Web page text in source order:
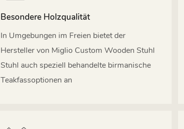
Besondere Holzqualität
In Umgebungen im Freien bietet der
Hersteller von Miglio Custom Wooden Stuhl
Stuhl auch speziell behandelte birmanische
Teakfassoptionen an